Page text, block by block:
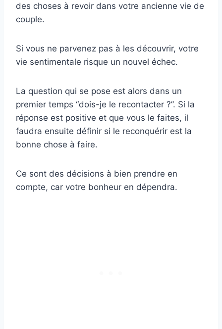
des choses à revoir dans votre ancienne vie de
couple.
Si vous ne parvenez pas à les découvrir, votre
vie sentimentale risque un nouvel échec.
La question qui se pose est alors dans un
premier temps “dois-je le recontacter ?”. Si la
réponse est positive et que vous le faites, il
faudra ensuite définir si le reconquérir est la
bonne chose à faire.
Ce sont des décisions à bien prendre en
compte, car votre bonheur en dépendra.